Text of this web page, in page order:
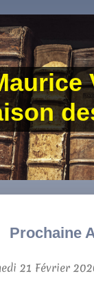
Prochaine
21 Février